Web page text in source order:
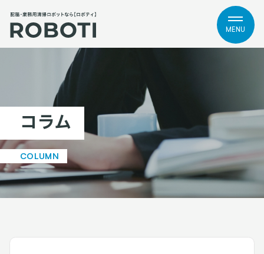
MENU
コラム
COLUMN